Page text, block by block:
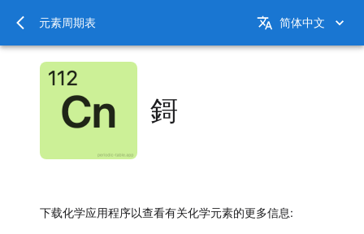
元素周期表 简体中文
鎶
下载化学应用程序以查看有关化学元素的更多信息: